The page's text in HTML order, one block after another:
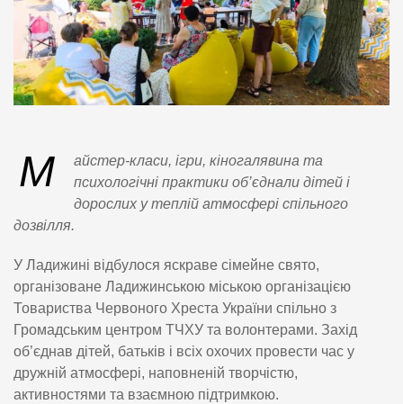
М
айстер-класи, ігри, кіногалявина та
психологічні практики об’єднали дітей і
дорослих у теплій атмосфері спільного
дозвілля.
У Ладижині відбулося яскраве сімейне свято,
організоване Ладижинською міською організацією
Товариства Червоного Хреста України спільно з
Громадським центром ТЧХУ та волонтерами. Захід
об’єднав дітей, батьків і всіх охочих провести час у
дружній атмосфері, наповненій творчістю,
активностями та взаємною підтримкою.